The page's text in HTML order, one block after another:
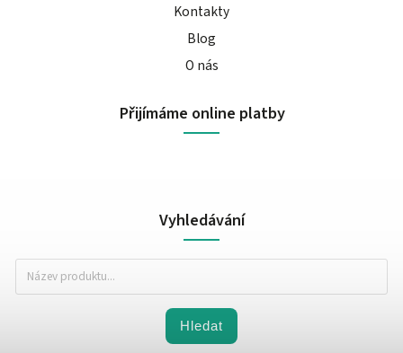
Kontakty
Blog
O nás
Přijímáme online platby
Vyhledávání
Hledat